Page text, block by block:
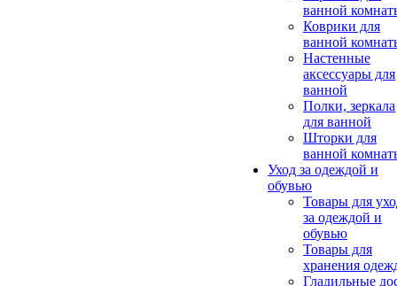
ванной
Коврики для
ванной
Настенные
аксессуары для
ванной
Полки, зеркала
для ванной
Шторки для
ванной
Уход за одеждой и
обувью
Товары для
за одеждой и
обувью
Товары для
хранения
Гладильные